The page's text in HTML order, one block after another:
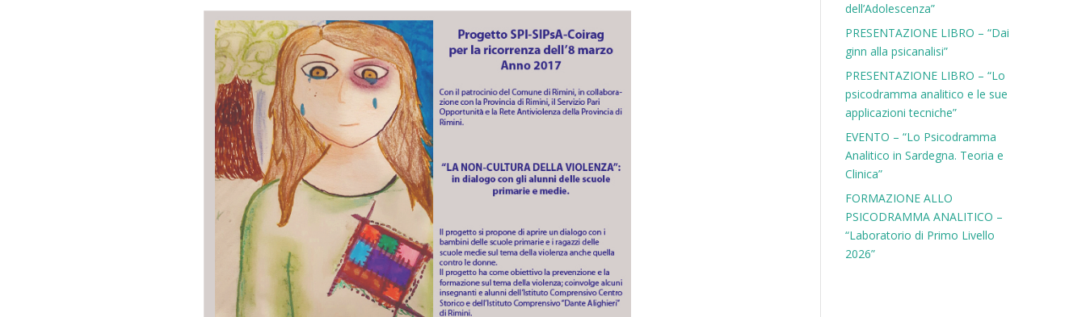
dell’Adolescenza”
PRESENTAZIONE LIBRO – “Dai
ginn alla psicanalisi”
PRESENTAZIONE LIBRO – “Lo
psicodramma analitico e le sue
applicazioni tecniche”
EVENTO – “Lo Psicodramma
Analitico in Sardegna. Teoria e
Clinica”
FORMAZIONE ALLO
PSICODRAMMA ANALITICO –
“Laboratorio di Primo Livello
2026”